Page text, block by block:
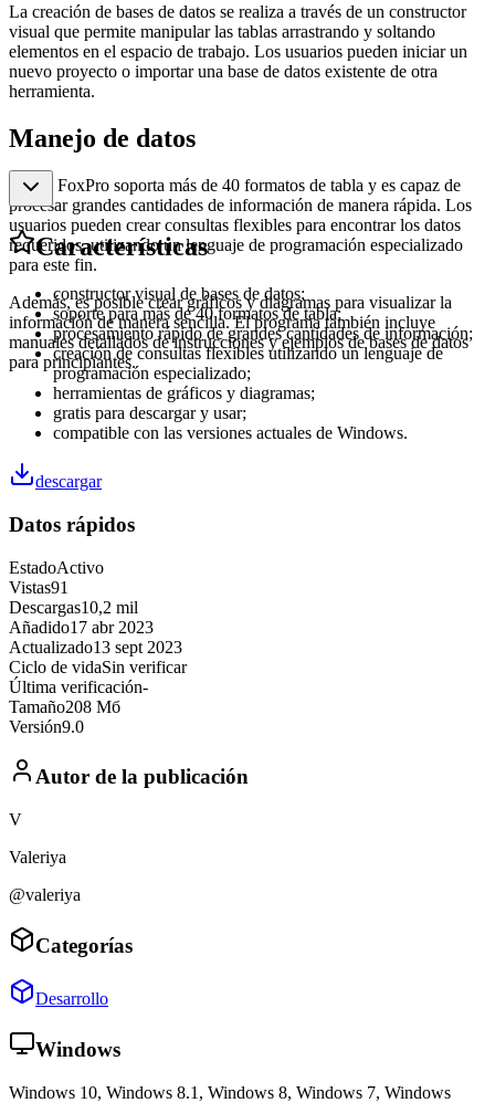
La creación de bases de datos se realiza a través de un constructor
visual que permite manipular las tablas arrastrando y soltando
elementos en el espacio de trabajo. Los usuarios pueden iniciar un
nuevo proyecto o importar una base de datos existente de otra
herramienta.
Manejo de datos
Visual FoxPro soporta más de 40 formatos de tabla y es capaz de
procesar grandes cantidades de información de manera rápida. Los
usuarios pueden crear consultas flexibles para encontrar los datos
requeridos, utilizando un lenguaje de programación especializado
para este fin.
Además, es posible crear gráficos y diagramas para visualizar la
información de manera sencilla. El programa también incluye
manuales detallados de instrucciones y ejemplos de bases de datos
para principiantes.
Características
constructor visual de bases de datos;
soporte para más de 40 formatos de tabla;
procesamiento rápido de grandes cantidades de información;
creación de consultas flexibles utilizando un lenguaje de
programación especializado;
herramientas de gráficos y diagramas;
gratis para descargar y usar;
compatible con las versiones actuales de Windows.
descargar
Datos rápidos
EstadoActivo
Vistas91
Descargas10,2 mil
Añadido17 abr 2023
Actualizado13 sept 2023
Ciclo de vidaSin verificar
Última verificación-
Tamaño208 Мб
Versión9.0
Autor de la publicación
V
Valeriya
@valeriya
Categorías
Desarrollo
Windows
Windows 10, Windows 8.1, Windows 8, Windows 7, Windows